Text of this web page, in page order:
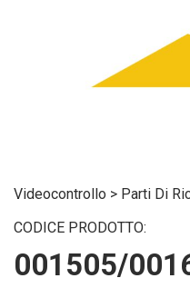
Videocontrollo > Parti Di
CODICE PRODOTTO:
001505/